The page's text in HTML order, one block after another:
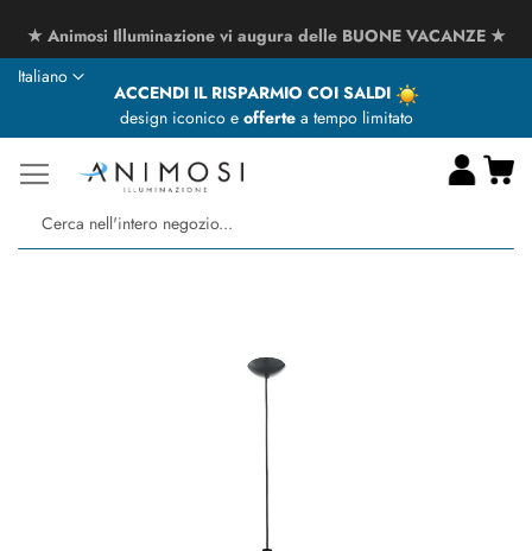
★ Animosi Illuminazione vi augura delle BUONE VACANZE ★
ACCENDI IL RISPARMIO COI SALDI
design iconico e offertea tempo limitato
Lingua
Italiano